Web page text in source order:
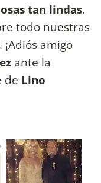
tan lindas.
todo nuestras
amigo
ante la
de Lino